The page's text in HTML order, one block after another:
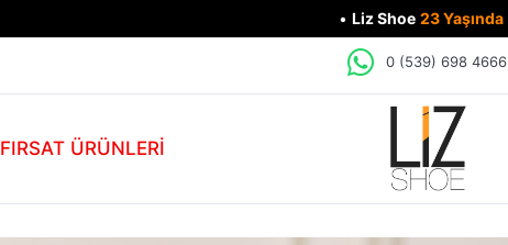
• Liz Shoe 23 Yaşında
0 (539) 698 4666
FIRSAT ÜRÜNLERI